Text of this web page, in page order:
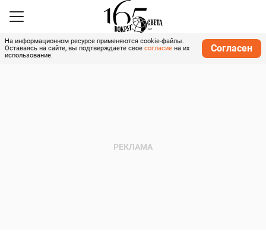
На информационном ресурсе применяются cookie-файлы.
Оставаясь на сайте, вы подтверждаете свое согласие на их
использование.
Согласен